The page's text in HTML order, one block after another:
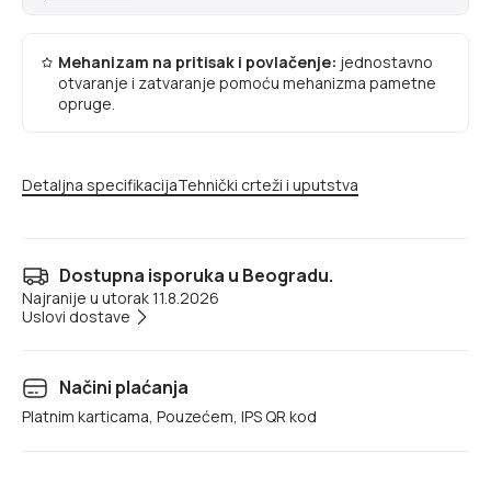
Mehanizam na pritisak i povlačenje: jednostavno
otvaranje i zatvaranje pomoću mehanizma pametne
opruge.
Detaljna specifikacijaTehnički crteži i uputstva
Dostupna isporuka u Beogradu.
Najranije u utorak 11.8.2026
Uslovi dostave
Načini plaćanja
Platnim karticama, Pouzećem, IPS QR kod